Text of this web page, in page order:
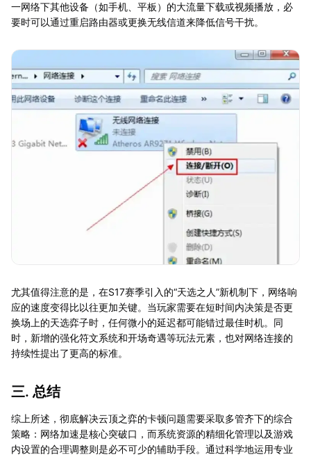
一网络下其他设备（如手机、平板）的大流量下载或视频播放，必
要时可以通过重启路由器或更换无线信道来降低信号干扰。
尤其值得注意的是，在S17赛季引入的“天选之人”新机制下，网络响
应的速度变得比以往更加关键。当玩家需要在短时间内决策是否更
换场上的天选弈子时，任何微小的延迟都可能错过最佳时机。同
时，新增的强化符文系统和开场奇遇等玩法元素，也对网络连接的
持续性提出了更高的标准。
三. 总结
综上所述，彻底解决云顶之弈的卡顿问题需要采取多管齐下的综合
策略：网络加速是核心突破口，而系统资源的精细化管理以及游戏
内设置的合理调整则是必不可少的辅助手段。通过科学地运用专业